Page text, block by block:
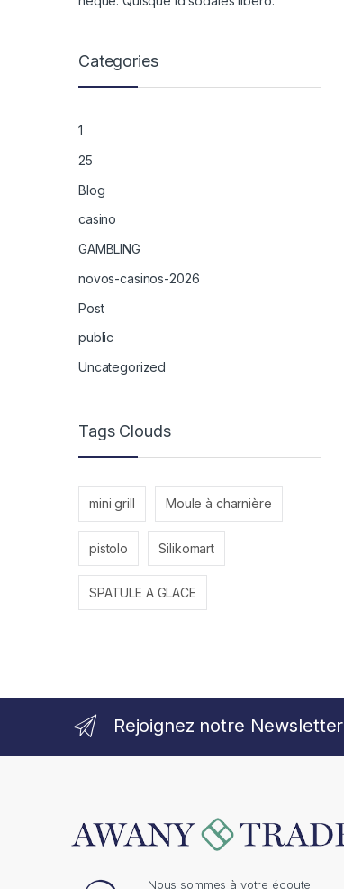
Categories
1
25
Blog
casino
GAMBLING
novos-casinos-2026
Post
public
Uncategorized
Tags Clouds
mini grill Moule à charnière
pistolo Silikomart
SPATULE A GLACE
Rejoignez notre Newsletter
Nous sommes à votre écoute